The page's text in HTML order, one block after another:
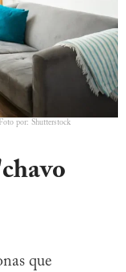
por: Shutterstock
que